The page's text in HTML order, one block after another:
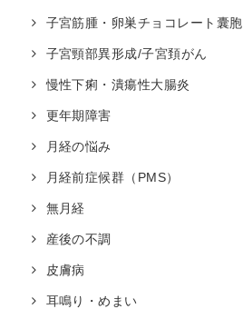
子宮筋腫・卵巣チョコレート囊胞
子宮頸部異形成/子宮頚がん
慢性下痢・潰瘍性大腸炎
更年期障害
月経の悩み
月経前症候群（PMS）
無月経
産後の不調
皮膚病
耳鳴り・めまい